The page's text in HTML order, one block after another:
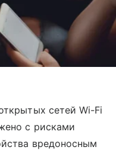
сетей Wi-Fi
с рисками
вредоносным